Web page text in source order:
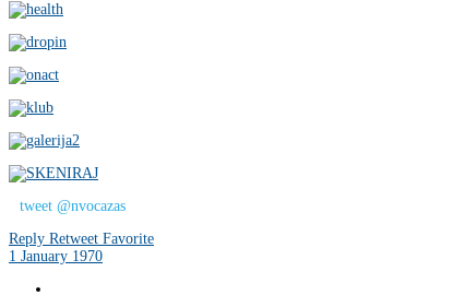
tweet @nvocazas
Reply Retweet Favorite
1 January 1970